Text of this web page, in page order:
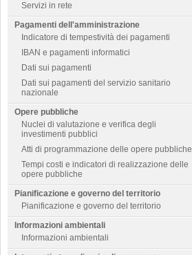
Servizi in rete
Pagamenti dell'amministrazione
Indicatore di tempestività dei pagamenti
IBAN e pagamenti informatici
Dati sui pagamenti
Dati sui pagamenti del servizio sanitario
nazionale
Opere pubbliche
Nuclei di valutazione e verifica degli
investimenti pubblici
Atti di programmazione delle opere pubbliche
Tempi costi e indicatori di realizzazione delle
opere pubbliche
Pianificazione e governo del territorio
Pianificazione e governo del territorio
Informazioni ambientali
Informazioni ambientali